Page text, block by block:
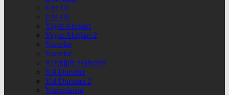
Üye Ol
Üye Ol
Yayın Akışları
Yayın Akışları 2
Yazarlar
Yazarlar
Yazdığım Haberler
Yol Durumu
Yol Durumu 2
Yorumlarım